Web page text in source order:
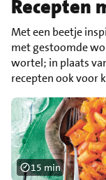
Recepten
Met een beetje
met gestoomde
wortel; in plaats
recepten ook voor
15 min